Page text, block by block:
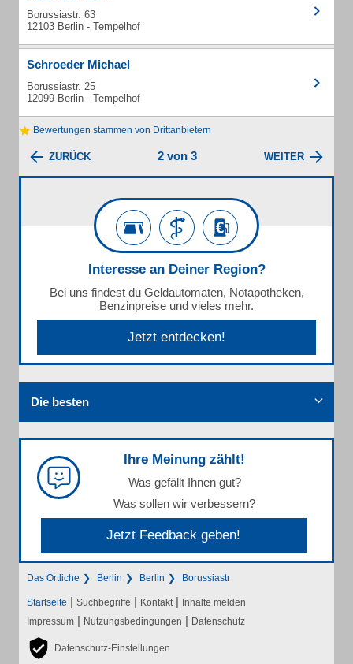
Borussiastr. 63
12103 Berlin - Tempelhof
Schroeder Michael
Borussiastr. 25
12099 Berlin - Tempelhof
Bewertungen stammen von Drittanbietern
ZURÜCK 2 von 3 WEITER
Interesse an Deiner Region?
Bei uns findest du Geldautomaten, Notapotheken,
Benzinpreise und vieles mehr.
Jetzt entdecken!
Die besten
Ihre Meinung zählt!
Was gefällt Ihnen gut?
Was sollen wir verbessern?
Jetzt Feedback geben!
Das Örtliche Berlin Berlin Borussiastr
Startseite | Suchbegriffe | Kontakt | Inhalte melden
Impressum | Nutzungsbedingungen | Datenschutz
Datenschutz-Einstellungen